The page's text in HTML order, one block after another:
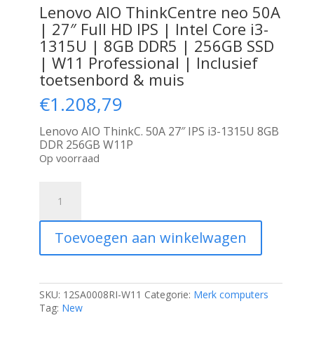
Lenovo AIO ThinkCentre neo 50A
| 27″ Full HD IPS | Intel Core i3-
1315U | 8GB DDR5 | 256GB SSD
| W11 Professional | Inclusief
toetsenbord & muis
€1.208,79
Lenovo AIO ThinkC. 50A 27″ IPS i3-1315U 8GB
DDR 256GB W11P
Op voorraad
neo
|
Full
HD
IPS
Toevoegen aan winkelwagen
SKU: 12SA0008RI-W11 Categorie: Merk computers
Tag: New